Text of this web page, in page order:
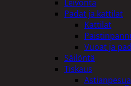
Leivonta
Padat ja kattilat
Kattilat
Vuoat ja
Säilöntä
Tiskaus